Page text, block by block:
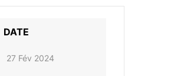
DATE
27 Fév 2024